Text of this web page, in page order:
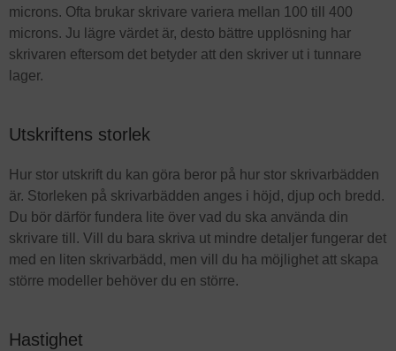
microns. Ofta brukar skrivare variera mellan 100 till 400
microns. Ju lägre värdet är, desto bättre upplösning har
skrivaren eftersom det betyder att den skriver ut i tunnare
lager.
Utskriftens storlek
Hur stor utskrift du kan göra beror på hur stor skrivarbädden
är. Storleken på skrivarbädden anges i höjd, djup och bredd.
Du bör därför fundera lite över vad du ska använda din
skrivare till. Vill du bara skriva ut mindre detaljer fungerar det
med en liten skrivarbädd, men vill du ha möjlighet att skapa
större modeller behöver du en större.
Hastighet